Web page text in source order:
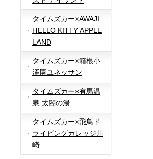
タイムズカー×AWAJI
HELLO KITTY APPLE
LAND
タイムズカー×箱根小
涌園ユネッサン
タイムズカー×有馬温
泉 太閤の湯
タイムズカー×飛鳥ド
ライビングカレッジ川
崎